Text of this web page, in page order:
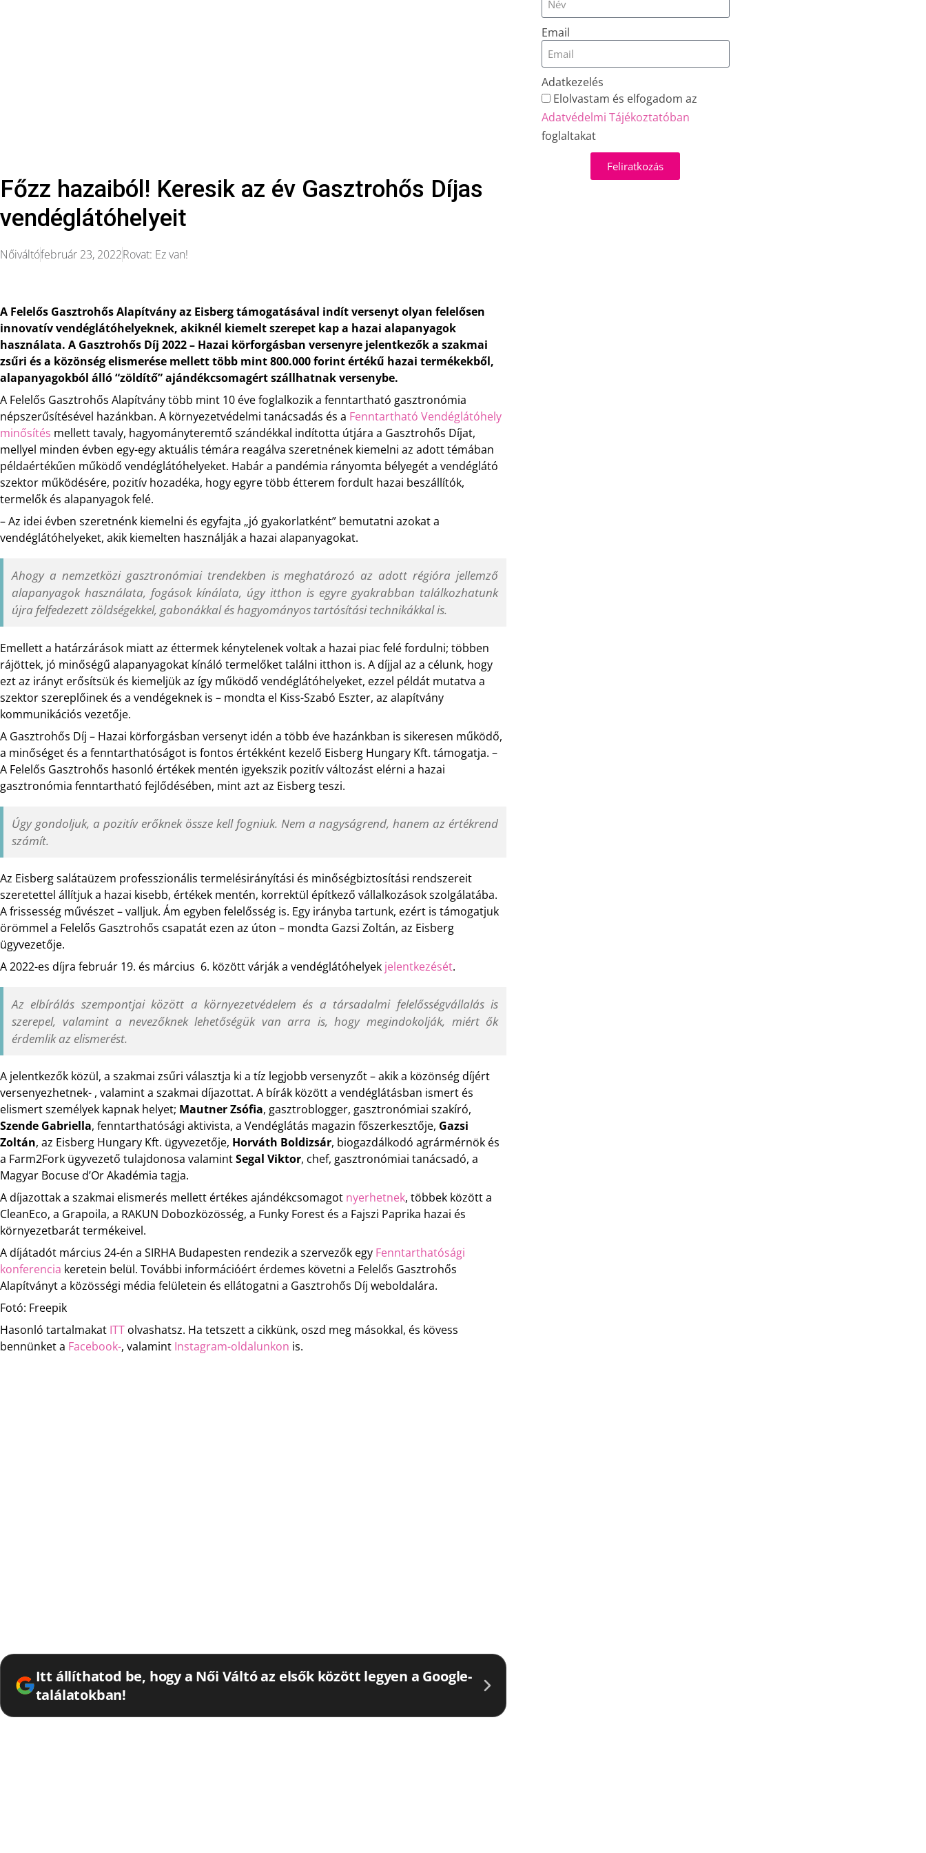
Főzz hazaiból! Keresik az év Gasztrohős Díjas
vendéglátóhelyeit
Nőiváltófebruár 23, 2022Rovat: Ez van!
A Felelős Gasztrohős Alapítvány az Eisberg támogatásával indít versenyt olyan felelősen
innovatív vendéglátóhelyeknek, akiknél kiemelt szerepet kap a hazai alapanyagok
használata. A Gasztrohős Díj 2022 – Hazai körforgásban versenyre jelentkezők a szakmai
zsűri és a közönség elismerése mellett több mint 800.000 forint értékű hazai termékekből,
alapanyagokból álló “zöldítő” ajándékcsomagért szállhatnak versenybe.
A Felelős Gasztrohős Alapítvány több mint 10 éve foglalkozik a fenntartható gasztronómia
népszerűsítésével hazánkban. A környezetvédelmi tanácsadás és a Fenntartható Vendéglátóhely
minősítés mellett tavaly, hagyományteremtő szándékkal indította útjára a Gasztrohős Díjat,
mellyel minden évben egy-egy aktuális témára reagálva szeretnének kiemelni az adott témában
példaértékűen működő vendéglátóhelyeket. Habár a pandémia rányomta bélyegét a vendéglátó
szektor működésére, pozitív hozadéka, hogy egyre több étterem fordult hazai beszállítók,
termelők és alapanyagok felé.
– Az idei évben szeretnénk kiemelni és egyfajta „jó gyakorlatként” bemutatni azokat a
vendéglátóhelyeket, akik kiemelten használják a hazai alapanyagokat.
Ahogy a nemzetközi gasztronómiai trendekben is meghatározó az adott régióra jellemző
alapanyagok használata, fogások kínálata, úgy itthon is egyre gyakrabban találkozhatunk
újra felfedezett zöldségekkel, gabonákkal és hagyományos tartósítási technikákkal is.
Emellett a határzárások miatt az éttermek kénytelenek voltak a hazai piac felé fordulni; többen
rájöttek, jó minőségű alapanyagokat kínáló termelőket találni itthon is. A díjjal az a célunk, hogy
ezt az irányt erősítsük és kiemeljük az így működő vendéglátóhelyeket, ezzel példát mutatva a
szektor szereplőinek és a vendégeknek is – mondta el Kiss-Szabó Eszter, az alapítvány
kommunikációs vezetője.
A Gasztrohős Díj – Hazai körforgásban versenyt idén a több éve hazánkban is sikeresen működő,
a minőséget és a fenntarthatóságot is fontos értékként kezelő Eisberg Hungary Kft. támogatja. –
A Felelős Gasztrohős hasonló értékek mentén igyekszik pozitív változást elérni a hazai
gasztronómia fenntartható fejlődésében, mint azt az Eisberg teszi.
Úgy gondoljuk, a pozitív erőknek össze kell fogniuk. Nem a nagyságrend, hanem az értékrend
számít.
Az Eisberg salátaüzem professzionális termelésirányítási és minőségbiztosítási rendszereit
szeretettel állítjuk a hazai kisebb, értékek mentén, korrektül építkező vállalkozások szolgálatába.
A frissesség művészet – valljuk. Ám egyben felelősség is. Egy irányba tartunk, ezért is támogatjuk
örömmel a Felelős Gasztrohős csapatát ezen az úton – mondta Gazsi Zoltán, az Eisberg
ügyvezetője.
A 2022-es díjra február 19. és március 6. között várják a vendéglátóhelyek jelentkezését.
Az elbírálás szempontjai között a környezetvédelem és a társadalmi felelősségvállalás is
szerepel, valamint a nevezőknek lehetőségük van arra is, hogy megindokolják, miért ők
érdemlik az elismerést.
A jelentkezők közül, a szakmai zsűri választja ki a tíz legjobb versenyzőt – akik a közönség díjért
versenyezhetnek- , valamint a szakmai díjazottat. A bírák között a vendéglátásban ismert és
elismert személyek kapnak helyet; Mautner Zsófia, gasztroblogger, gasztronómiai szakíró,
Szende Gabriella, fenntarthatósági aktivista, a Vendéglátás magazin főszerkesztője, Gazsi
Zoltán, az Eisberg Hungary Kft. ügyvezetője, Horváth Boldizsár, biogazdálkodó agrármérnök és
a Farm2Fork ügyvezető tulajdonosa valamintSegal Viktor, chef, gasztronómiai tanácsadó, a
Magyar Bocuse d’Or Akadémia tagja.
A díjazottak a szakmai elismerés mellett értékes ajándékcsomagot nyerhetnek, többek között a
CleanEco, a Grapoila, a RAKUN Dobozközösség, a Funky Forest és a Fajszi Paprika hazai és
környezetbarát termékeivel.
A díjátadót március 24-én a SIRHA Budapesten rendezik a szervezők egy Fenntarthatósági
konferencia keretein belül. További információért érdemes követni a Felelős Gasztrohős
Alapítványt a közösségi média felületein és ellátogatni a Gasztrohős Díj weboldalára.
Fotó: Freepik
Hasonló tartalmakat ITT olvashatsz. Ha tetszett a cikkünk, oszd meg másokkal, és kövess
bennünket a Facebook-, valamint Instagram-oldalunkon is.
Itt állíthatod be, hogy a Női Váltó az elsők között legyen a Google-
találatokban!
Email
Adatkezelés
Elolvastam és elfogadom az
Adatvédelmi Tájékoztatóban
foglaltakat
Feliratkozás